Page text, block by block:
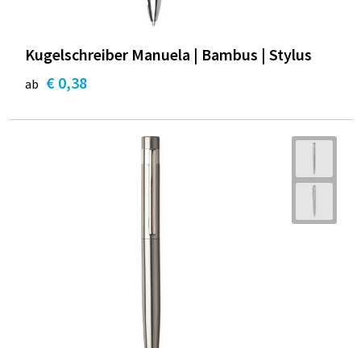
Kugelschreiber Manuela | Bambus | Stylus
ab € 0,38